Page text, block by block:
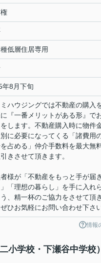
低層住居専用
年8月下旬
ハウジングでは不動産の購入
『一番メリットがある形』で
します。不動産購入時に物件
に必要になってくる「諸費用
占める」仲介手数料を最大無
きさせて頂きます。
様が「不動産をもっと手が届
「理想の暮らし」を手に入れ
、精一杯のご協力をさせて頂
ひお気軽にお問い合わせ下さ
情報
小学校・下瀬谷中学校